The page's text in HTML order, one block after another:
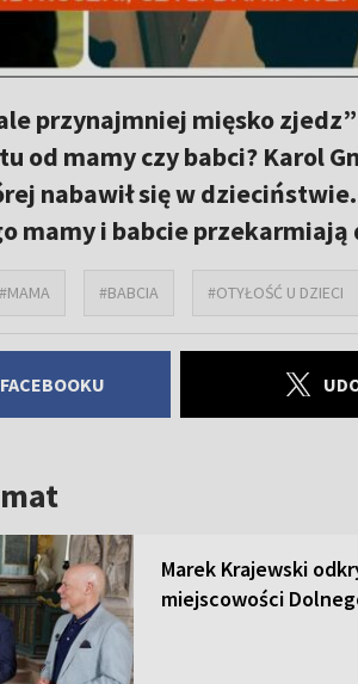
przynajmniej mięsko
od mamy czy babci? Karol
nabawił się w
mamy i babcie przekarmiają
#MAMA #BABCIA #OTYŁOŚĆ U DZIECI
Marek Krajewski
miejscowości